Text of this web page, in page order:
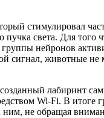
стимулировал
света. Для того
нейронов
животные не
лабиринт
Wi-Fi. В
не обращая